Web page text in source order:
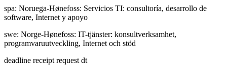
spa: Noruega-Hønefoss: Servicios TI: consultoría, desarrollo de
software, Internet y apoyo
swe: Norge-Hønefoss: IT-tjänster: konsultverksamhet,
programvaruutveckling, Internet och stöd
deadline receipt request dt